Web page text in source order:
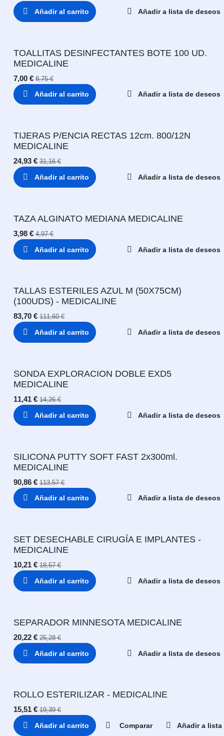
Añadir al carrito Añadir a lista de deseos
TOALLITAS DESINFECTANTES BOTE 100 UD.
MEDICALINE
7,00 € 8,75€
Añadir al carrito Añadir a lista de deseos
TIJERAS P/ENCIA RECTAS 12cm. 800/12N
MEDICALINE
24,93 € 31,16€
Añadir al carrito Añadir a lista de deseos
TAZA ALGINATO MEDIANA MEDICALINE
3,98 € 4,97€
Añadir al carrito Añadir a lista de deseos
TALLAS ESTERILES AZUL M (50X75CM)
(100UDS) - MEDICALINE
83,70 € 111,60€
Añadir al carrito Añadir a lista de deseos
SONDA EXPLORACION DOBLE EXD5
MEDICALINE
11,41 € 14,26€
Añadir al carrito Añadir a lista de deseos
SILICONA PUTTY SOFT FAST 2x300ml.
MEDICALINE
90,86 € 113,57€
Añadir al carrito Añadir a lista de deseos
SET DESECHABLE CIRUGÍA E IMPLANTES -
MEDICALINE
10,21 € 18,57€
Añadir al carrito Añadir a lista de deseos
SEPARADOR MINNESOTA MEDICALINE
20,22 € 25,28€
Añadir al carrito Añadir a lista de deseos
ROLLO ESTERILIZAR - MEDICALINE
15,51 € 19,39€
Añadir al carrito Comparar Añadir a lista